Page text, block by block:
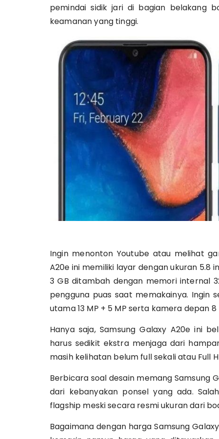
pemindai sidik jari di bagian belakang
keamanan yang tinggi.
Ingin menonton Youtube atau melihat
A20e ini memiliki layar dengan ukuran 5.8
3 GB ditambah dengan memori internal
pengguna puas saat memakainya.
utama 13 MP + 5 MP serta kamera depan 8
Hanya saja, Samsung Galaxy A20e ini
harus sedikit ekstra menjaga dari
masih kelihatan belum full sekali atau Full
Berbicara soal desain memang Samsung
dari kebanyakan ponsel yang ada.
flagship meski secara resmi ukuran dari
Bagaimana dengan harga Samsung